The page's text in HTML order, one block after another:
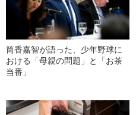
筒香嘉智が語った、少年野球に
おける「母親の問題」と「お茶
当番」